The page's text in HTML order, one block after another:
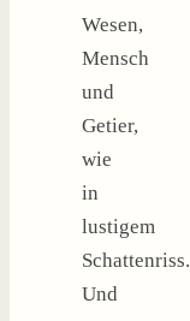
Wesen,
Mensch
und
Getier,
wie
in
lustigem
Schattenriss.
Und